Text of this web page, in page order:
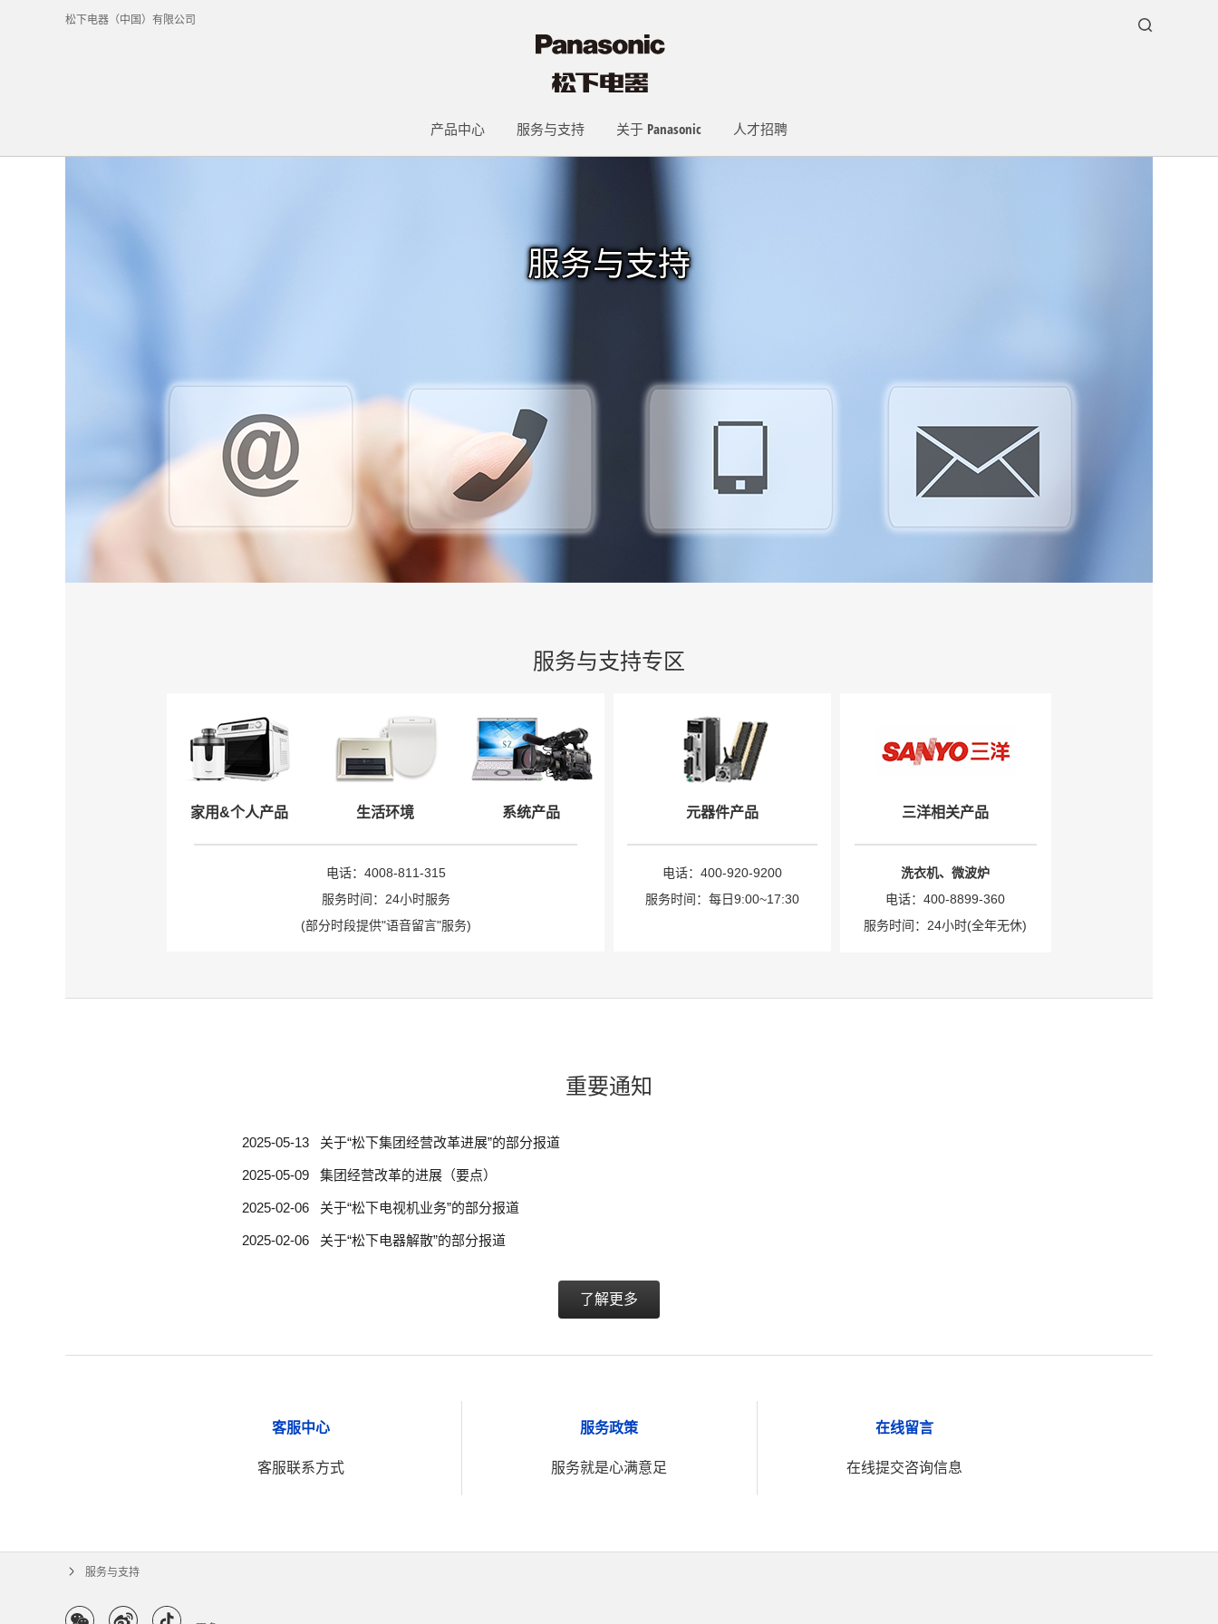
松下电器（中国）有限公司
产品中心 服务与支持 关于 Panasonic 人才招聘
服务与支持
服务与支持专区
家用&个人产品 生活环境 系统产品
电话：4008-811-315
服务时间：24小时服务
(部分时段提供"语音留言"服务)
元器件产品
电话：400-920-9200
服务时间：每日9:00~17:30
三洋相关产品
洗衣机、微波炉
电话：400-8899-360
服务时间：24小时(全年无休)
重要通知
2025-05-13 关于“松下集团经营改革进展”的部分报道
2025-05-09 集团经营改革的进展（要点）
2025-02-06 关于“松下电视机业务”的部分报道
2025-02-06 关于“松下电器解散”的部分报道
了解更多
客服中心
客服联系方式
服务政策
服务就是心满意足
在线留言
在线提交咨询信息
服务与支持